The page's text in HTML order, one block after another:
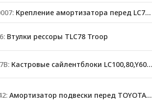
Крепление амортизатора перед LC76/78/79
Втулки рессоры TLC78 Troop
Кастровые сайлентблоки LC100,80,Y60,78
Амортизатор подвески перед TOYOTA 76/78/79